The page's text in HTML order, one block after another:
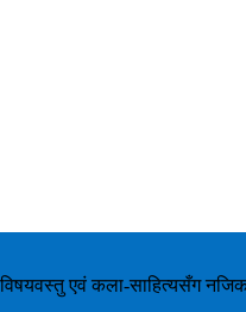
एवं कला-साहित्यसँग